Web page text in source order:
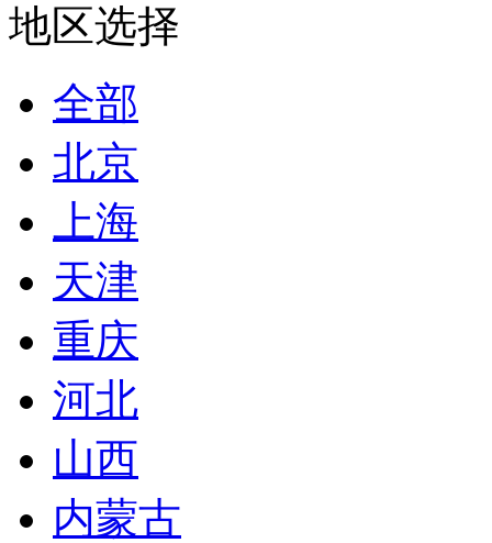
地区选择
全部
北京
上海
天津
重庆
河北
山西
内蒙古